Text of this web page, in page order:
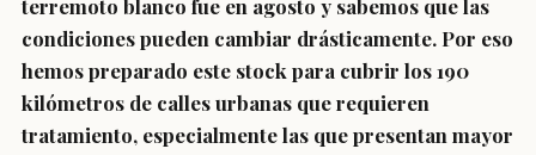
terremoto blanco fue en agosto y sabemos que las
condiciones pueden cambiar drásticamente. Por eso
hemos preparado este stock para cubrir los 190
kilómetros de calles urbanas que requieren
tratamiento, especialmente las que presentan mayor